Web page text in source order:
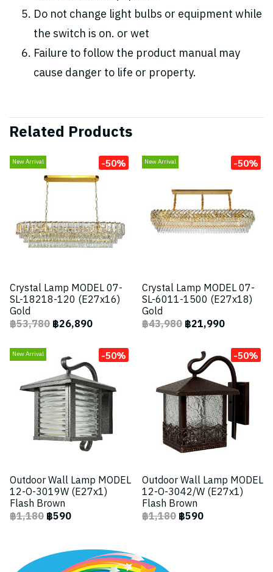
Do not change light bulbs or equipment while
the switch is on. or wet
Failure to follow the product manual may
cause danger to life or property.
Related Products
New Arrival -50%
Crystal Lamp MODEL 07-
SL-18218-120 (E27x16)
Gold
฿53,780฿26,890
New Arrival -50%
Crystal Lamp MODEL 07-
SL-6011-1500 (E27x18)
Gold
฿43,980฿21,990
New Arrival -50%
Outdoor Wall Lamp MODEL
12-O-3019W (E27x1)
Flash Brown
฿1,180฿590
-50%
Outdoor Wall Lamp MODEL
12-O-3042/W (E27x1)
Flash Brown
฿1,180฿590